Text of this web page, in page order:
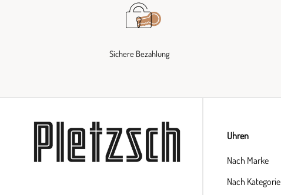
Sichere Bezahlung
Uhren
Nach Marke
Nach Kategorie